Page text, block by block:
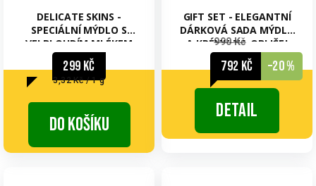
DELICATE SKINS -
SPECIÁLNÍ MÝDLO S
VELBLOUDÍM MLÉKEM
PRO NEJMENŠÍ
299 Kč
Měrná
3,32 Kč / 1 g
Do košíku
GIFT SET - ELEGANTNÍ
DÁRKOVÁ SADA MÝDLA
A KRÉMU NA OBLIČEJ
792 Kč
990 Kč
–20 %
Detail